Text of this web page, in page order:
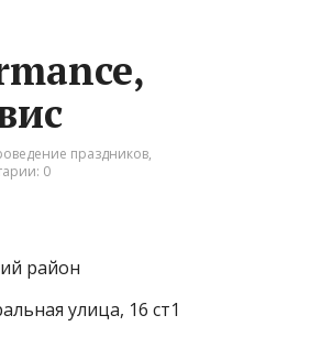
праздников,
0
район
улица, 16 ст1